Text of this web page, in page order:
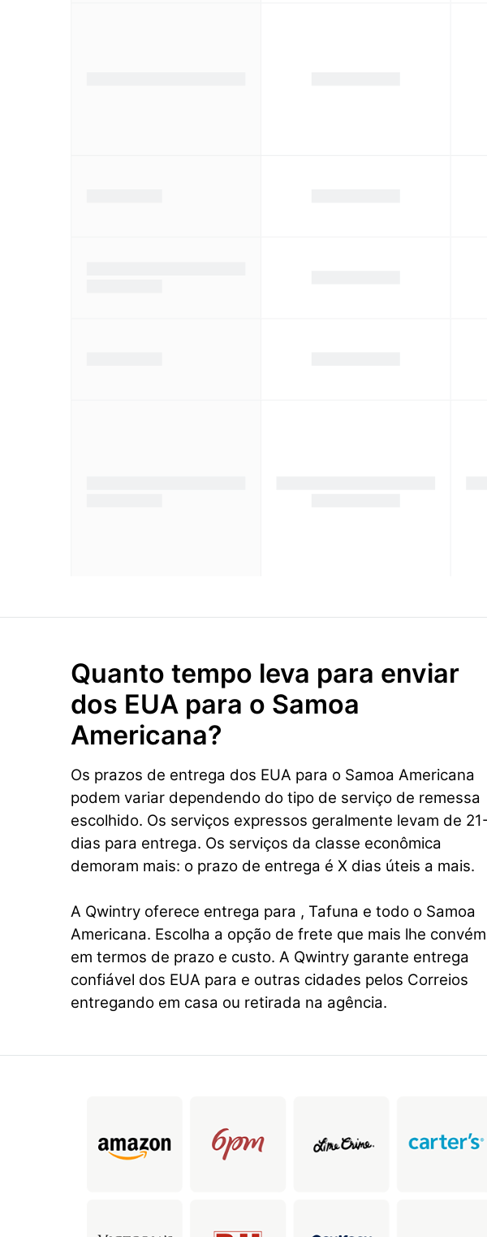
Quanto tempo leva para enviar
dos EUA para o Samoa
Americana?
Os prazos de entrega dos EUA para o Samoa Americana
podem variar dependendo do tipo de serviço de remessa
escolhido. Os serviços expressos geralmente levam de
dias para entrega. Os serviços da classe econômica
demoram mais: o prazo de entrega é X dias úteis a mais.
A Qwintry oferece entrega para , Tafuna e todo o Samoa
Americana. Escolha a opção de frete que mais lhe convém
em termos de prazo e custo. A Qwintry garante entrega
confiável dos EUA para e outras cidades pelos Correios
entregando em casa ou retirada na agência.